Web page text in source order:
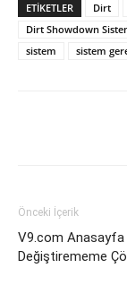
ETIKETLER Dirt
Dirt Showdown
sistem
sistem
Önceki İçerik
V9.com Anasayfa
Değiştirememe